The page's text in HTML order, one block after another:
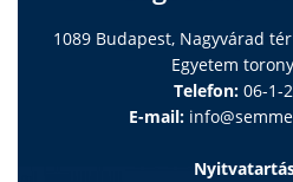
1089 Budapest, Nagyvárad
Egyetem
Telefon: 06-1-
E-mail: